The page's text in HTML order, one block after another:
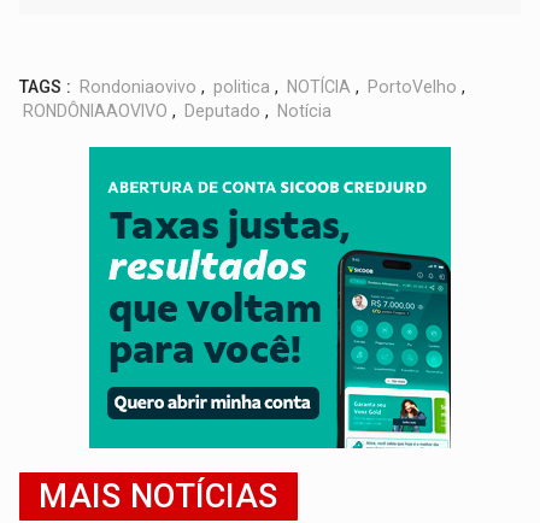
TAGS : Rondoniaovivo , politica , NOTÍCIA , PortoVelho ,
RONDÔNIAAOVIVO , Deputado , Notícia
MAIS NOTÍCIAS